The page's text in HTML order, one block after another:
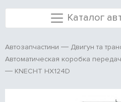
Каталог
Автозапчастини Двигун та
Автоматическая коробка передач
KNECHT HX124D